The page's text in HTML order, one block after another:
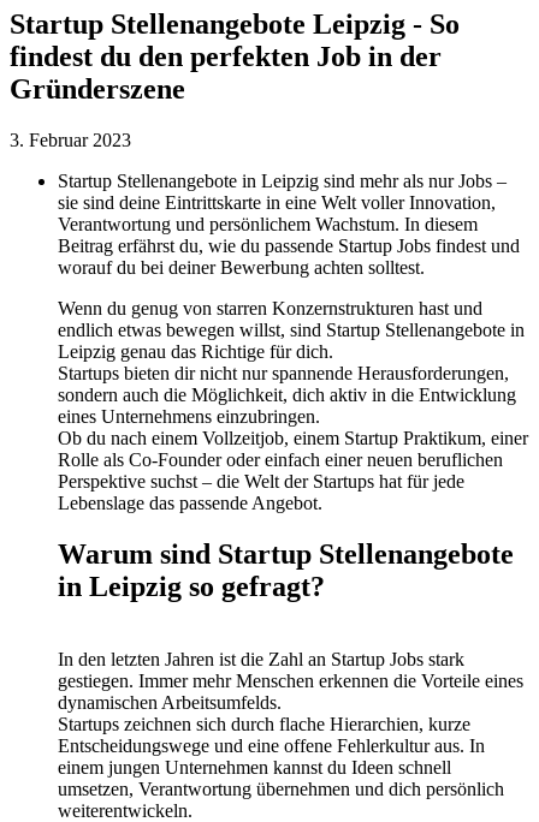
Startup Stellenangebote Leipzig - So
findest du den perfekten Job in der
Gründerszene
3. Februar 2023
Startup Stellenangebote in Leipzig sind mehr als nur Jobs –
sie sind deine Eintrittskarte in eine Welt voller Innovation,
Verantwortung und persönlichem Wachstum. In diesem
Beitrag erfährst du, wie du passende Startup Jobs findest und
worauf du bei deiner Bewerbung achten solltest.
Wenn du genug von starren Konzernstrukturen hast und
endlich etwas bewegen willst, sind Startup Stellenangebote in
Leipzig genau das Richtige für dich.
Startups bieten dir nicht nur spannende Herausforderungen,
sondern auch die Möglichkeit, dich aktiv in die Entwicklung
eines Unternehmens einzubringen.
Ob du nach einem Vollzeitjob, einem Startup Praktikum, einer
Rolle als Co-Founder oder einfach einer neuen beruflichen
Perspektive suchst – die Welt der Startups hat für jede
Lebenslage das passende Angebot.
Warum sind Startup Stellenangebote
in Leipzig so gefragt?
In den letzten Jahren ist die Zahl an Startup Jobs stark
gestiegen. Immer mehr Menschen erkennen die Vorteile eines
dynamischen Arbeitsumfelds.
Startups zeichnen sich durch flache Hierarchien, kurze
Entscheidungswege und eine offene Fehlerkultur aus. In
einem jungen Unternehmen kannst du Ideen schnell
umsetzen, Verantwortung übernehmen und dich persönlich
weiterentwickeln.